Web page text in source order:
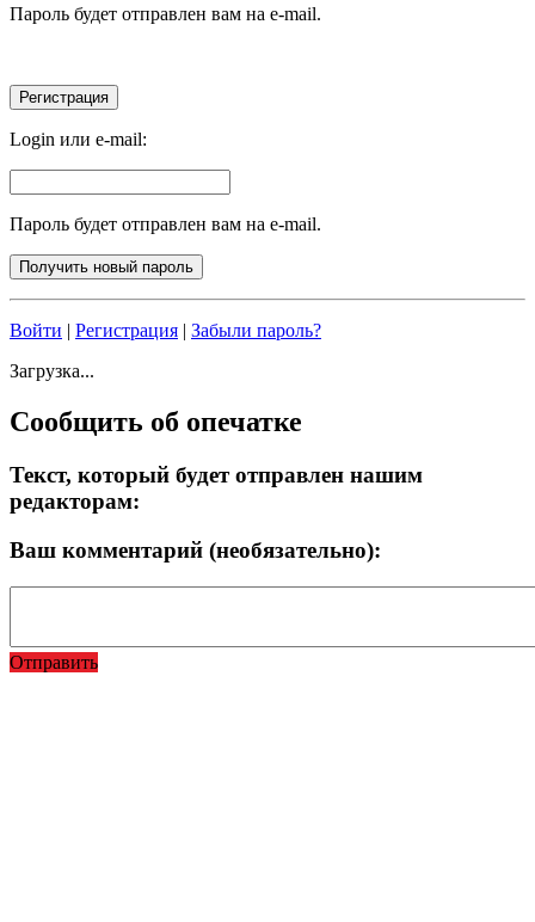
Пароль будет отправлен вам на e-mail.
Login или e-mail:
Пароль будет отправлен вам на e-mail.
Войти | Регистрация | Забыли пароль?
Загрузка...
Сообщить об опечатке
Текст, который будет отправлен нашим
редакторам:
Ваш комментарий (необязательно):
Отправить